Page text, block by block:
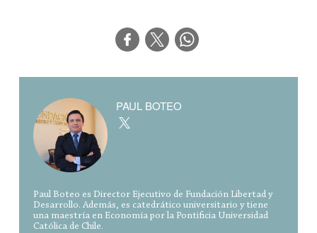
PAUL BOTEO
Paul Boteo es Director Ejecutivo de Fundación Libertad y
Desarrollo. Además, es catedrático universitario y tiene
una maestría en Economía por la Pontificia Universidad
Católica de Chile.